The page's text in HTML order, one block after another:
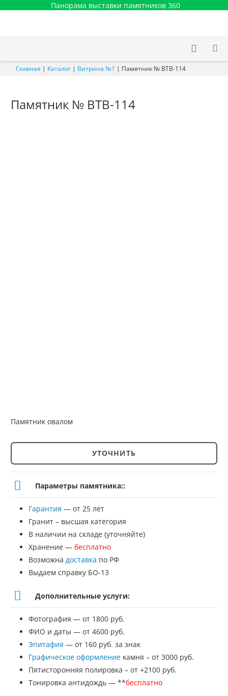
Панорама выставки памятников 360
Главная | Каталог | Витрина №1 | Памятник № ВТВ-114
Памятник № ВТВ-114
Памятник овалом
Количество
товара
Памятник
ВТВ-114
УТОЧНИТЬ
Параметры памятника::
Гарантия — от 25 лет
Гранит – высшая категория
В наличии на складе (уточняйте)
Хранение — бесплатно
Возможна доставка по РФ
Выдаем справку БО-13
Дополнительные услуги:
Фотография — от 1800 руб.
ФИО и даты — от 4600 руб.
Эпитафия — от 160 руб. за знак
Графическое оформление камня – от 3000 руб.
Пятисторонняя полировка – от +2100 руб.
Тонировка антидождь — **бесплатно